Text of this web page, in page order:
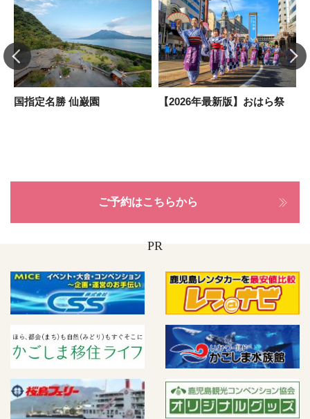
国指定名勝 仙巌園 【2026年最新版】おはら祭
ご予約はこちらから
PR